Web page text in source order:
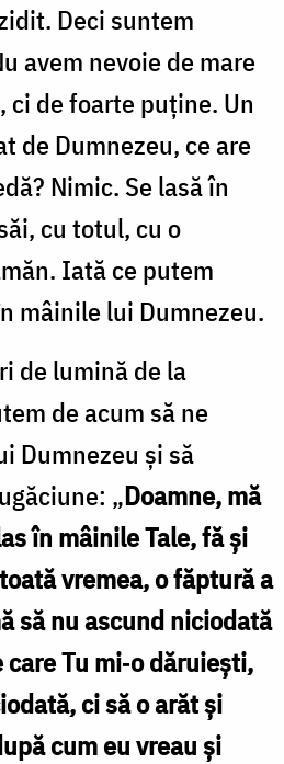
Deci suntem
avem nevoie de mare
de foarte puţine. Un
de Dumnezeu, ce are
Nimic. Se lasă în
cu totul, cu o
Iată ce putem
mâinile lui Dumnezeu.
de lumină de la
de acum să ne
Dumnezeu şi să
„Doamne, mă
în mâinile Tale, fă şi
vremea, o făptură a
să nu ascund niciodată
Tu mi‑o dăruieşti,
ci să o arăt şi
cum eu vreau şi